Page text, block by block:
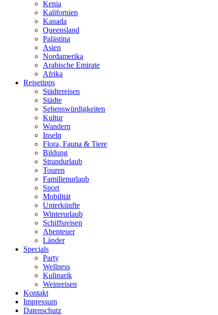
Kenia
Kalifornien
Kanada
Queensland
Palästina
Asien
Nordamerika
Arabische Emirate
Afrika
Reisetipps
Städtereisen
Städte
Sehenswürdigkeiten
Kultur
Wandern
Inseln
Flora, Fauna & Tiere
Bildung
Strandurlaub
Touren
Familienurlaub
Sport
Mobilität
Unterkünfte
Winterurlaub
Schiffsreisen
Abenteuer
Länder
Specials
Party
Wellness
Kulinarik
Weinreisen
Kontakt
Impressum
Datenschutz